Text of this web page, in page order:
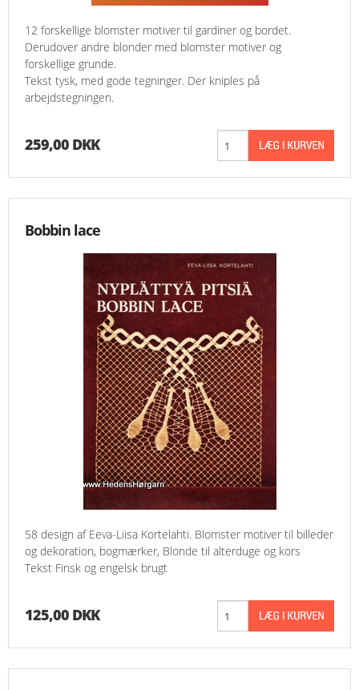
12 forskellige blomster motiver til gardiner og bordet.
Derudover andre blonder med blomster motiver og
forskellige grunde.
Tekst tysk, med gode tegninger. Der kniples på
arbejdstegningen.
259,00 DKK
Bobbin lace
58 design af Eeva-Liisa Kortelahti. Blomster motiver til billeder
og dekoration, bogmærker, Blonde til alterduge og kors
Tekst Finsk og engelsk brugt
125,00 DKK